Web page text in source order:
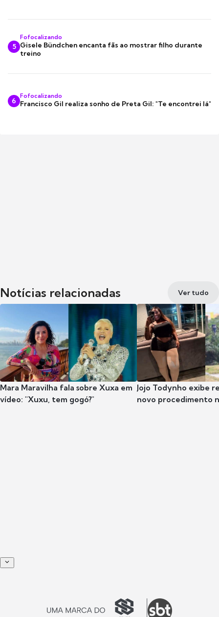
5
Fofocalizando
Gisele Bündchen encanta fãs ao mostrar filho durante
treino
6
Fofocalizando
Francisco Gil realiza sonho de Preta Gil: "Te encontrei lá"
Notícias relacionadas Ver tudo
Mara Maravilha fala sobre Xuxa em
vídeo: "Xuxu, tem gogó?"
Jojo Todynho exibe
novo procedimento